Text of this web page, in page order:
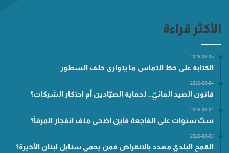
الأكثر قراءة
2026-08-05
الكتابة على خطّ التماس ما يتوارى خلف السطور
2026-08-04
قانون الصيد المائيّ.. لحماية الصيّادين أم احتكار الشركات؟
2026-08-04
ستّ سنوات على الفاجعة فأين أضحى ملف انفجار المرفأ؟
2026-08-03
القمح البلديّ مهدد بالانقراض فمن يحمي سنابل لبنان الأخيرة؟